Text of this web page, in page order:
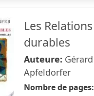
Les Relations
durables
Auteure: Gérard
Apfeldorfer
Nombre de pages: